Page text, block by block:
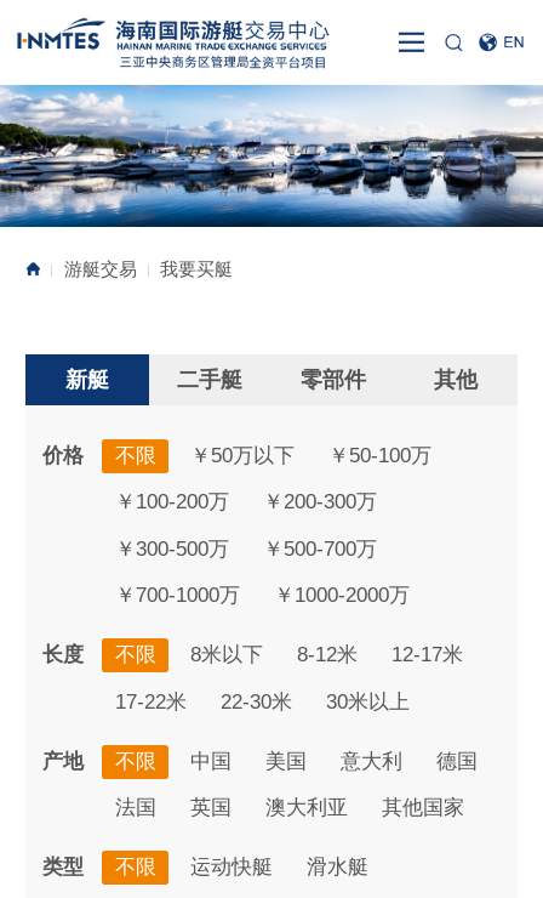
| 游艇交易 | 我要买艇
新艇 二手艇 零部件 其他
价格 不限 ￥50万以下 ￥50-100万
￥100-200万 ￥200-300万
￥300-500万 ￥500-700万
￥700-1000万 ￥1000-2000万
长度 不限 8米以下 8-12米 12-17米
17-22米 22-30米 30米以上
产地 不限 中国 美国 意大利 德国
法国 英国 澳大利亚 其他国家
类型 不限 运动快艇 滑水艇